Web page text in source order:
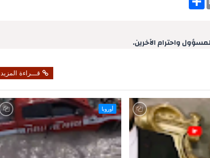
واحترام الآخرين.
قـــراءة المزيد
أوروبا